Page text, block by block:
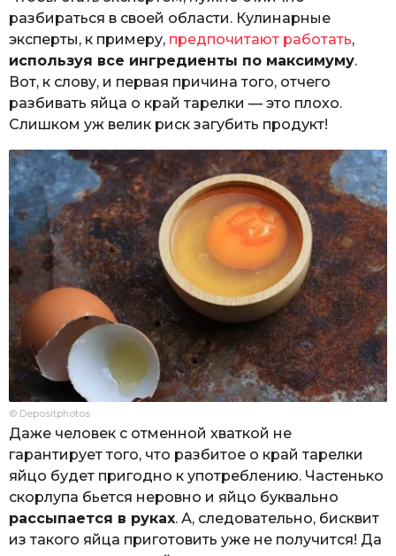
разбираться в своей области. Кулинарные
эксперты, к примеру, предпочитают работать,
используя все ингредиенты по максимуму.
Вот, к слову, и первая причина того, отчего
разбивать яйца о край тарелки — это плохо.
Слишком уж велик риск загубить продукт!
© Depositphotos
Даже человек с отменной хваткой не
гарантирует того, что разбитое о край тарелки
яйцо будет пригодно к употреблению. Частенько
скорлупа бьется неровно и яйцо буквально
рассыпается в руках. А, следовательно, бисквит
из такого яйца приготовить уже не получится! Да